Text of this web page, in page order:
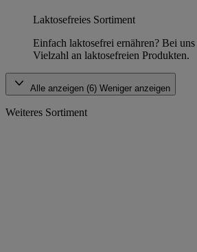
Laktosefreies Sortiment
Einfach laktosefrei ernähren? Bei
Vielzahl an laktosefreien Produkten.
Alle anzeigen (6) Weniger anzeigen
Weiteres Sortiment